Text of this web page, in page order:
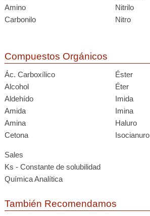
Amino
Nitrilo
Carbonilo
Nitro
Compuestos Orgánicos
Ác. Carboxílico
Éster
Alcohol
Éter
Aldehído
Imida
Amida
Imina
Amina
Haluro
Cetona
Isocianuro
Sales
Ks - Constante de solubilidad
Química Analítica
También Recomendamos